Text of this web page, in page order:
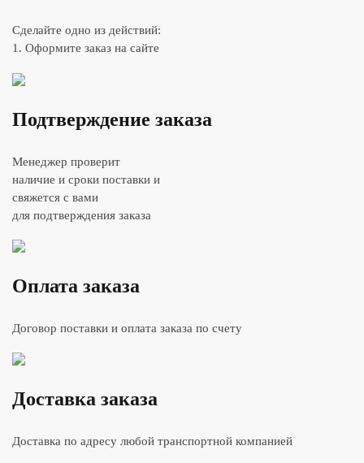
Сделайте одно из действий:
1. Оформите заказ на сайте
Подтверждение заказа
Менеджер проверит
наличие и сроки поставки и
свяжется с вами
для подтверждения заказа
Оплата заказа
Договор поставки и оплата заказа по счету
Доставка заказа
Доставка по адресу любой транспортной компанией